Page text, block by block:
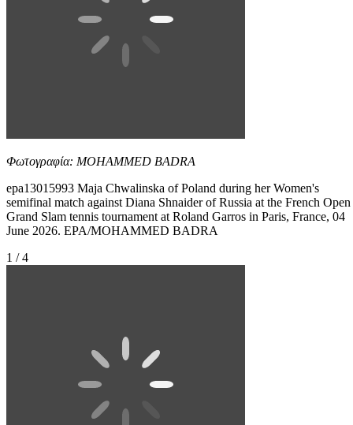
Φωτογραφία: MOHAMMED BADRA
epa13015993 Maja Chwalinska of Poland during her Women's
semifinal match against Diana Shnaider of Russia at the French Open
Grand Slam tennis tournament at Roland Garros in Paris, France, 04
June 2026. EPA/MOHAMMED BADRA
1 / 4